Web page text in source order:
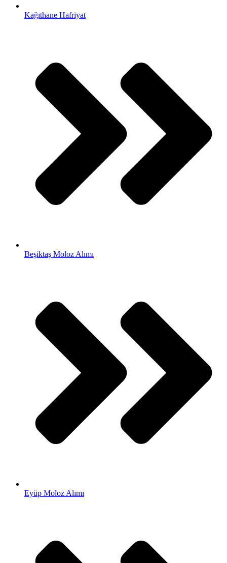
Kağıthane Hafriyat
Beşiktaş Moloz Alımı
Eyüp Moloz Alımı